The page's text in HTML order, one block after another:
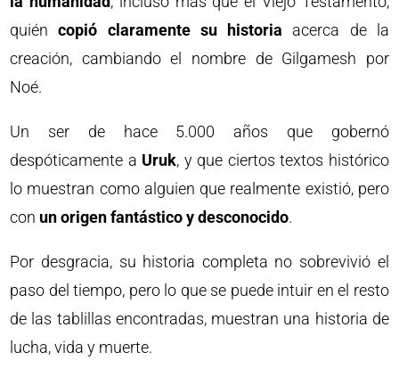
quiéncopió claramente su historia acerca de la
creación, cambiando el nombre de Gilgamesh por
Noé.
Un ser de hace 5.000 años que gobernó
despóticamente a Uruk, y que ciertos textos histórico
lo muestran como alguien que realmente existió, pero
con un origen fantástico y desconocido.
Por desgracia, su historia completa no sobrevivió el
paso del tiempo, pero lo que se puede intuir en el resto
de las tablillas encontradas, muestran una historia de
lucha, vida y muerte.